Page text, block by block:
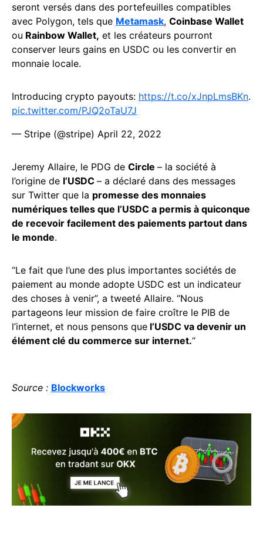
seront versés dans des portefeuilles compatibles
avec Polygon, tels que Metamask, Coinbase Wallet
ou Rainbow Wallet, et les créateurs pourront
conserver leurs gains en USDC ou les convertir en
monnaie locale.
Introducing crypto payouts: https://t.co/xJnpLmsBKn.
pic.twitter.com/PJQ2oTaU7J
— Stripe (@stripe) April 22, 2022
Jeremy Allaire, le PDG de Circle – la société à
l’origine de l’USDC – a déclaré dans des messages
sur Twitter que la promesse des monnaies
numériques telles que l’USDC a permis à quiconque
de recevoir facilement des paiements partout dans
le monde.
“Le fait que l’une des plus importantes sociétés de
paiement au monde adopte USDC est un indicateur
des choses à venir”, a tweeté Allaire. “Nous
partageons leur mission de faire croître le PIB de
l’internet, et nous pensons que l’USDC va devenir un
élément clé du commerce sur internet.“
Source : Blockworks